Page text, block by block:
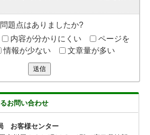
題点はありましたか?
内容が分かりにくい
ページを
情報が少ない 文章量が多い
送信
お問い合わせ
お客様センター